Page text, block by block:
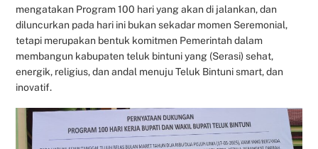
mengatakan Program 100 hari yang akan di jalankan, dan
diluncurkan pada hari ini bukan sekadar momen Seremonial,
tetapi merupakan bentuk komitmen Pemerintah dalam
membangun kabupaten teluk bintuni yang (Serasi) sehat,
energik, religius, dan andal menuju Teluk Bintuni smart, dan
inovatif.